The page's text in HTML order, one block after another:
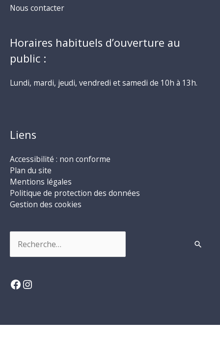
Nous contacter
Horaires habituels d’ouverture au
public :
Lundi, mardi, jeudi, vendredi et samedi de 10h à 13h.
Liens
Accessibilité : non conforme
Plan du site
Mentions légales
Politique de protection des données
Gestion des cookies
Facebook
Instagram